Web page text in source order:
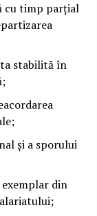
cu timp parțial
stabilită în
și a sporului
din